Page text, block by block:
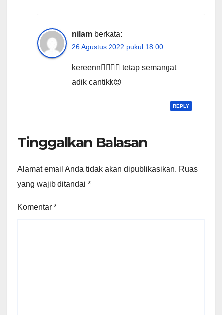
nilam berkata:
26 Agustus 2022 pukul 18:00
kereenn👍🏻👍🏻 tetap semangat
adik cantikk😍
REPLY
Tinggalkan Balasan
Alamat email Anda tidak akan dipublikasikan. Ruas
yang wajib ditandai *
Komentar *